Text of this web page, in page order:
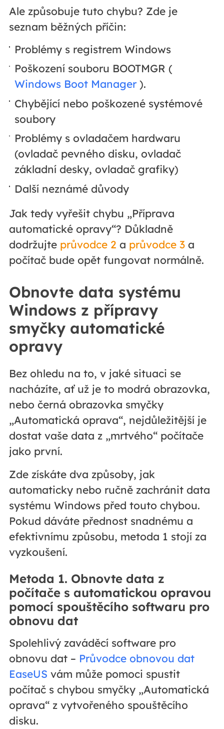
Ale způsobuje tuto chybu? Zde je
seznam běžných příčin:
Problémy s registrem Windows
Poškození souboru BOOTMGR (
Windows Boot Manager).
Chybějící nebo poškozené systémové
soubory
Problémy s ovladačem hardwaru
(ovladač pevného disku, ovladač
základní desky, ovladač grafiky)
Další neznámé důvody
Jak tedy vyřešit chybu „Příprava
automatické opravy“? Důkladně
dodržujte průvodce 2 a průvodce 3a
počítač bude opět fungovat normálně.
Obnovte data systému
Windows z přípravy
smyčky automatické
opravy
Bez ohledu na to, v jaké situaci se
nacházíte, ať už je to modrá obrazovka,
nebo černá obrazovka smyčky
„Automatická oprava“, nejdůležitější je
dostat vaše data z „mrtvého“ počítače
jako první.
Zde získáte dva způsoby, jak
automaticky nebo ručně zachránit data
systému Windows před touto chybou.
Pokud dáváte přednost snadnému a
efektivnímu způsobu, metoda 1 stojí za
vyzkoušení.
Metoda 1. Obnovte data z
počítače s automatickou opravou
pomocí spouštěcího softwaru pro
obnovu dat
Spolehlivý zaváděcí software pro
obnovu dat – Průvodce obnovou dat
EaseUS vám může pomoci spustit
počítač s chybou smyčky „Automatická
oprava“ z vytvořeného spouštěcího
disku.